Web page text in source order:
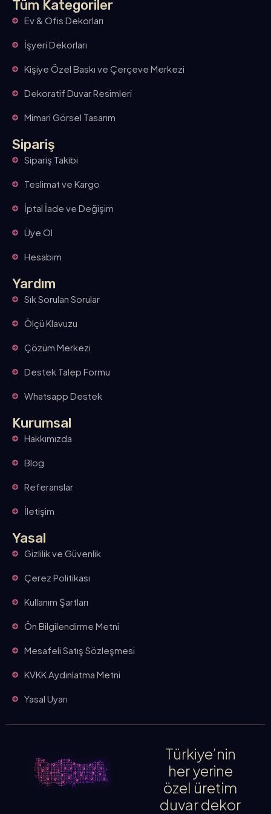
Tüm Kategoriler
Ev & Ofis Dekorları
İşyeri Dekorları
Kişiye Özel Baskı ve Çerçeve Merkezi
Dekoratif Duvar Resimleri
Mimari Görsel Tasarım
Sipariş
Sipariş Takibi
Teslimat ve Kargo
İptal İade ve Değişim
Üye Ol
Hesabım
Yardım
Sık Sorulan Sorular
Ölçü Klavuzu
Çözüm Merkezi
Destek Talep Formu
Whatsapp Destek
Kurumsal
Hakkımızda
Blog
Referanslar
İletişim
Yasal
Gizlilik ve Güvenlik
Çerez Politikası
Kullanım Şartları
Ön Bilgilendirme Metni
Mesafeli Satış Sözleşmesi
KVKK Aydınlatma Metni
Yasal Uyarı
Türkiye’nin
her yerine
özel üretim
duvar dekor